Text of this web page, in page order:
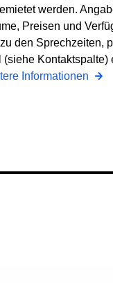
werden.
Preisen und
den Sprechzeiten,
(siehe Kontaktspalte)
Informationen